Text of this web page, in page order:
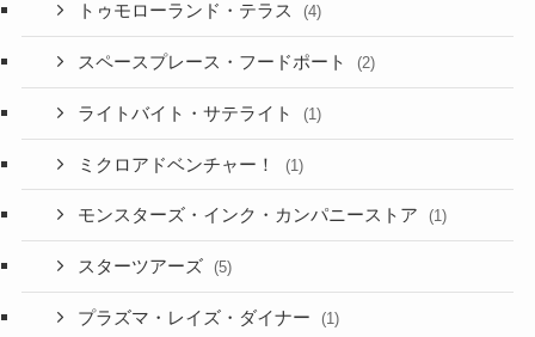
トゥモローランド・テラス (4)
スペースプレース・フードポート (2)
ライトバイト・サテライト (1)
ミクロアドベンチャー！ (1)
モンスターズ・インク・カンパニーストア (1)
スターツアーズ (5)
プラズマ・レイズ・ダイナー (1)